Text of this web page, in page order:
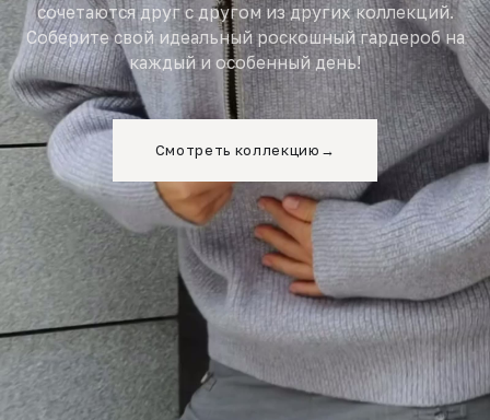
сочетаются друг с другом из других коллекций.
Соберите свой идеальный роскошный гардероб на
каждый и особенный день!
Смотреть коллекцию →